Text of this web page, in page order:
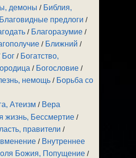
демоны / Библия,
Благовидные предлоги /
/ Благоразумие /
/ Ближний /
Бог / Богатство,
/ Богословие /
немощь / Борьба со
Атеизм / Вера
жизнь, Бессмертие /
правители /
/ Внутреннее
Божия, Попущение /